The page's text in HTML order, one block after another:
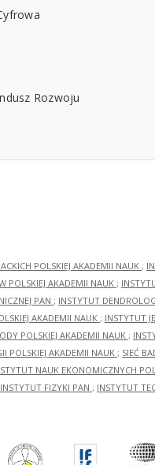
POLSKIEJ AKADEMII NAUK ;
POLSKIEJ AKADEMII NAUK ;
PAN ; INSTYTUT
AKADEMII NAUK ; INSTYTUT
POLSKIEJ AKADEMII NAUK ;
POLSKIEJ AKADEMII NAUK ; SIEĆ
NAUK EKONOMICZNYCH
INSTYTUT FIZYKI PAN ; INSTYTUT